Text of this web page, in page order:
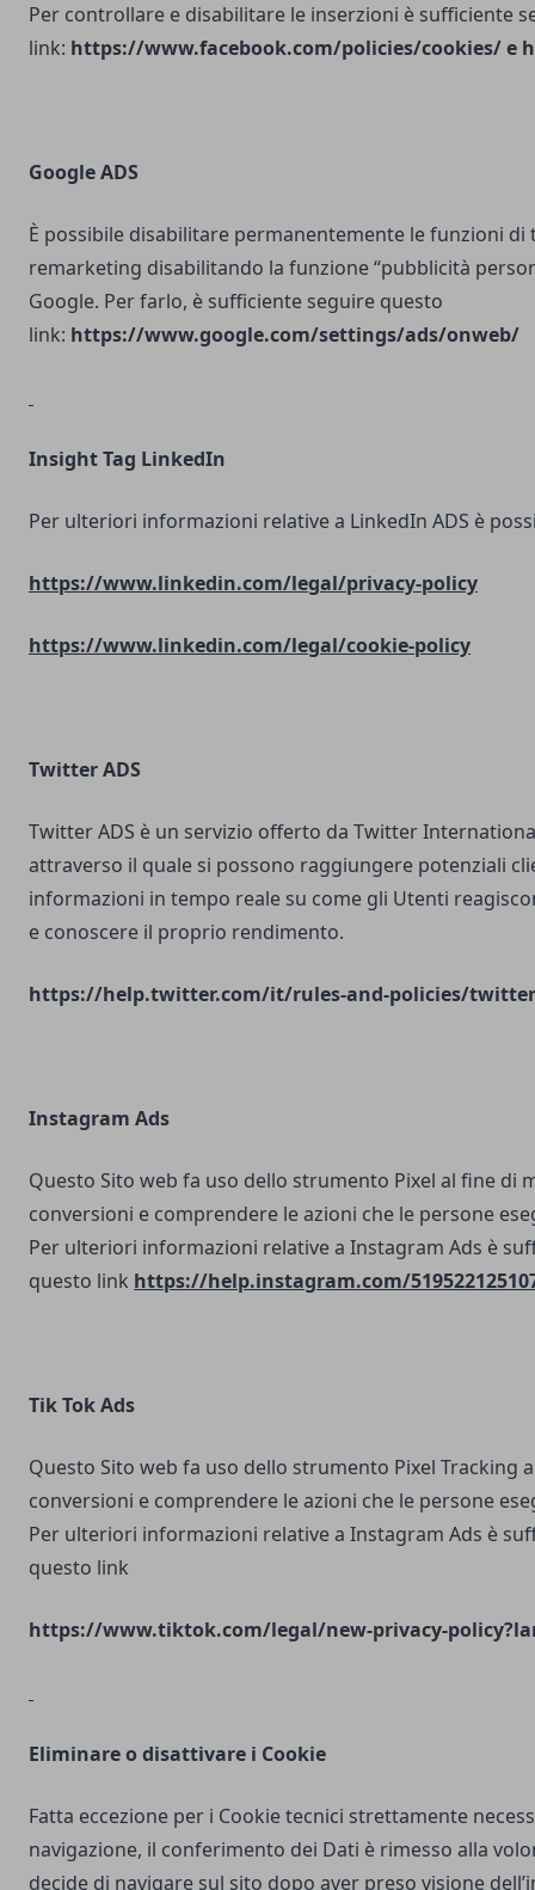
Per controllare e disabilitare le inserzioni è sufficiente
link: https://www.facebook.com/policies/cookies/e
Google ADS
È possibile disabilitare permanentemente le funzioni di
remarketing disabilitando la funzione “pubblicità
Google. Per farlo, è sufficiente seguire questo
link: https://www.google.com/settings/ads/onweb/
Insight Tag LinkedIn
Per ulteriori informazioni relative a LinkedIn ADS è
https://www.linkedin.com/legal/privacy-policy
https://www.linkedin.com/legal/cookie-policy
Twitter ADS
Twitter ADS è un servizio offerto da Twitter
attraverso il quale si possono raggiungere potenziali
informazioni in tempo reale su come gli Utenti
e conoscere il proprio rendimento.
https://help.twitter.com/it/rules-and-policies/
Instagram Ads
Questo Sito web fa uso dello strumento Pixel al fine di
conversioni e comprendere le azioni che le persone
Per ulteriori informazioni relative a Instagram Ads è
questo link https://help.instagram.com/
Tik Tok Ads
Questo Sito web fa uso dello strumento Pixel Tracking
conversioni e comprendere le azioni che le persone
Per ulteriori informazioni relative a Instagram Ads è
questo link
https://www.tiktok.com/legal/new-privacy-
Eliminare o disattivare i Cookie
Fatta eccezione per i Cookie tecnici strettamente
navigazione, il conferimento dei Dati è rimesso alla
decide di navigare sul sito dopo aver preso visione